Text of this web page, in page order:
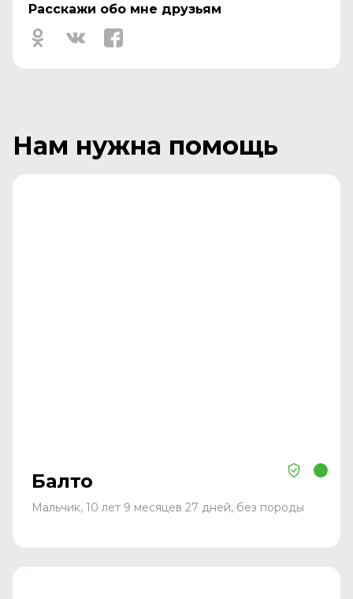
Расскажи обо мне друзьям
Нам нужна помощь
Балто
Мальчик, 10 лет 9 месяцев 27 дней, без породы